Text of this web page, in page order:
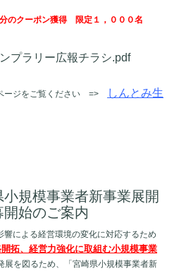
のクーポン獲得 限定１，０００名
プラリー広報チラシ.pdf
ージをご覧ください =>
しんとみ生
規模事業者新事業展開
始のご案内
による経営環境の変化に対応するため
拓、経営力強化に取組む小規模事業
展を図るため、「宮崎県小規模事業者新